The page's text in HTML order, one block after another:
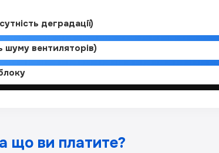
деградації)
вентиляторів)
що ви платите?